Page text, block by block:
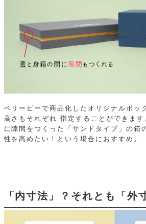
ベリービーで商品化したオリジナルボッ
高さもそれぞれ 指定することができます
に隙間をつくった「サンドタイプ」の箱
性を高めたい！という場合におすすめ。
「内寸法」？それとも「外